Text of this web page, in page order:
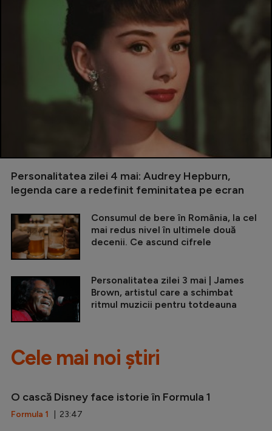
Personalitatea zilei 4 mai: Audrey Hepburn,
legenda care a redefinit feminitatea pe ecran
Consumul de bere în România, la cel
mai redus nivel în ultimele două
decenii. Ce ascund cifrele
Personalitatea zilei 3 mai | James
Brown, artistul care a schimbat
ritmul muzicii pentru totdeauna
Cele mai noi știri
O cască Disney face istorie în Formula 1
Formula 1 | 23:47